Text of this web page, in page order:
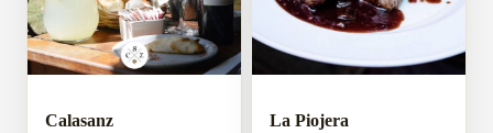
Calasanz La Piojera